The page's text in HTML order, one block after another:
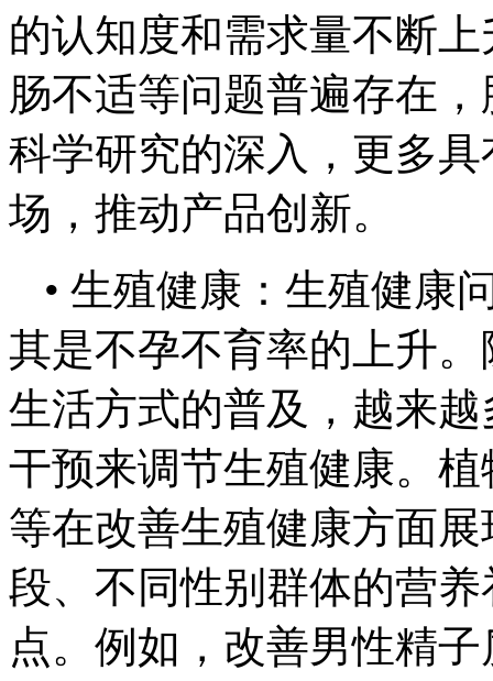
的认知度和需求量不断
肠不适等问题普遍存在
科学研究的深入，更多
场，推动产品创新。
• 生殖健康：生殖健康
其是不孕不育率的上升
生活方式的普及，越来
干预来调节生殖健康。
等在改善生殖健康方面
段、不同性别群体的营
点。例如，改善男性精